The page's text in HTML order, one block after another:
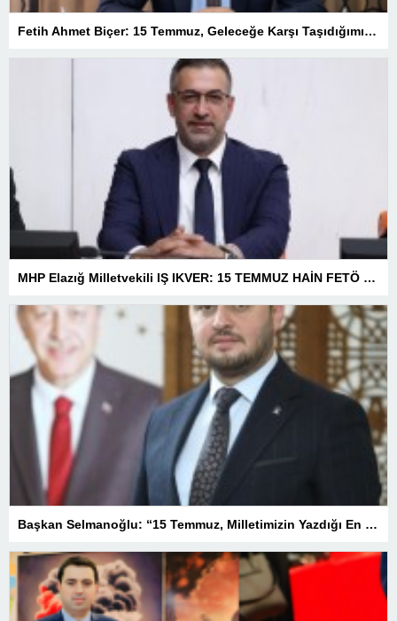
Fetih Ahmet Biçer: 15 Temmuz, Geleceğe Karşı Taşıdığımız Sorumluluğu Hatırlatan Bir Milattır
MHP Elazığ Milletvekili IŞ IKVER: 15 TEMMUZ HAİN FETÖ KALKIŞMASI TÜRKİYE’Yİ İŞGAL GİRİŞİMİDİR
Başkan Selmanoğlu: “15 Temmuz, Milletimizin Yazdığı En Büyük Demokrasi Destanlarından Biridir”